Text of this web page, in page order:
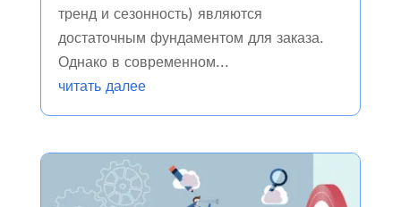
тренд и сезонность) являются
достаточным фундаментом для заказа.
Однако в современном...
читать далее